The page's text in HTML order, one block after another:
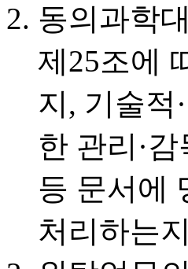
동의과학
제25조에
지, 기술적
한 관리·
등 문서에
처리하는